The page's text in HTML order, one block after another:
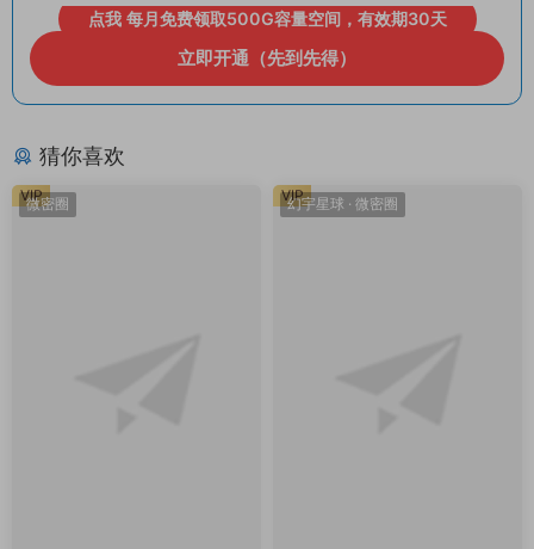
点我 每月免费领取500G容量空间，有效期30天
立即开通（先到先得）
猜你喜欢
微密圈
VIP 幻宇星球 · 微密圈
VIP